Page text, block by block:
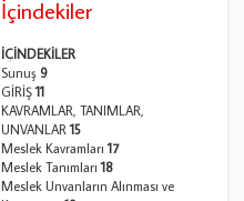
İçindekiler
İÇİNDEKİLER
Sunuş 9
GİRİŞ11
KAVRAMLAR, TANIMLAR,
UNVANLAR15
Meslek Kavramları17
Meslek Tanımları18
Meslek Unvanların Alınması ve